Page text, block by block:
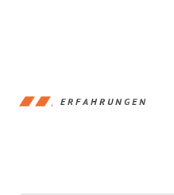
ERFAHRUNGEN